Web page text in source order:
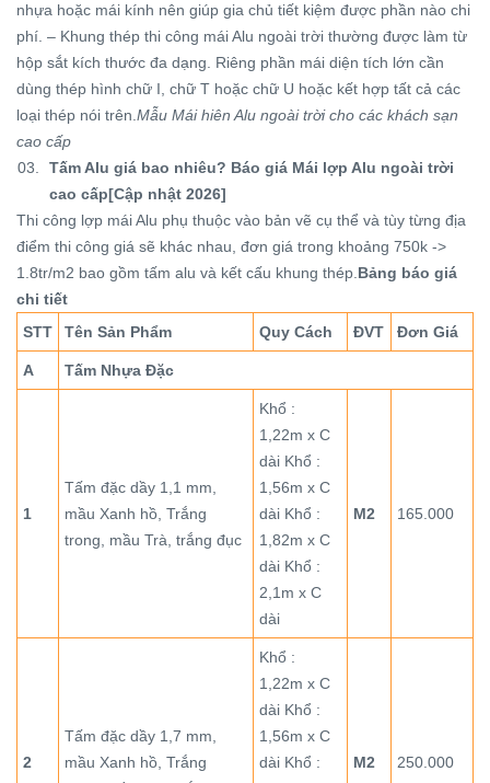
nhựa hoặc mái kính nên giúp gia chủ tiết kiệm được phần nào chi
phí. – Khung thép thi công mái Alu ngoài trời thường được làm từ
hộp sắt kích thước đa dạng. Riêng phần mái diện tích lớn cần
dùng thép hình chữ I, chữ T hoặc chữ U hoặc kết hợp tất cả các
loại thép nói trên. Mẫu Mái hiên Alu ngoài trời cho các khách sạn
cao cấp
Tấm Alu giá bao nhiêu? Báo giá Mái lợp Alu ngoài trời
cao cấp[Cập nhật 2026]
Thi công lợp mái Alu phụ thuộc vào bản vẽ cụ thể và tùy từng địa
điểm thi công giá sẽ khác nhau, đơn giá trong khoảng 750k ->
1.8tr/m2 bao gồm tấm alu và kết cấu khung thép. Bảng báo giá
chi tiết
STT
Tên Sản Phẩm Quy Cách ĐVT Đơn Giá
A Tấm Nhựa Đặc
1
Tấm đặc dầy 1,1 mm,
mầu Xanh hồ, Trắng
trong, mầu Trà, trắng đục
Khổ :
1,22m x C
dài Khổ :
1,56m x C
dài Khổ :
1,82m x C
dài Khổ :
2,1m x C
dài
M2 165.000
2
Tấm đặc dầy 1,7 mm,
mầu Xanh hồ, Trắng
Khổ :
1,22m x C
dài Khổ :
1,56m x C
dài Khổ :
M2 250.000